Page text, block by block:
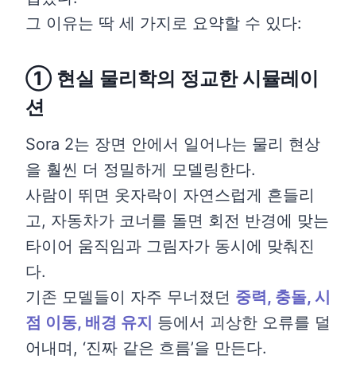
그 이유는 딱 세 가지로 요약할 수 있다:
① 현실 물리학의 정교한 시뮬레이
션
Sora 2는 장면 안에서 일어나는 물리 현상
을 훨씬 더 정밀하게 모델링한다.
사람이 뛰면 옷자락이 자연스럽게 흔들리
고, 자동차가 코너를 돌면 회전 반경에 맞는
타이어 움직임과 그림자가 동시에 맞춰진
다.
기존 모델들이 자주 무너졌던 중력, 충돌, 시
점 이동, 배경 유지 등에서 괴상한 오류를 덜
어내며, ‘진짜 같은 흐름’을 만든다.